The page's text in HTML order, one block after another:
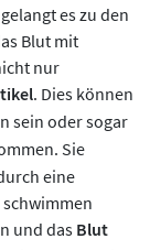
es zu den
Blut mit
nur
. Dies können
sein oder sogar
Sie
eine
und dasBlut